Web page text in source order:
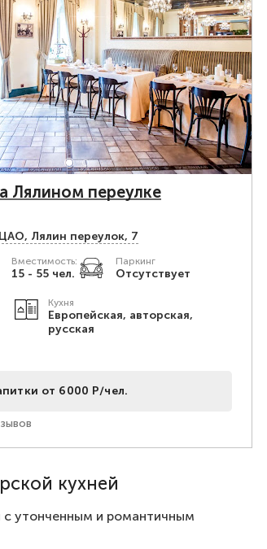
Лялином переулке
Лялин переулок, 7
Вместимость:
15 - 55 чел.
Паркинг
Отсутствует
Кухня
Европейская, авторская,
русская
от 6000 Р/чел.
кухней
с утонченным и романтичным